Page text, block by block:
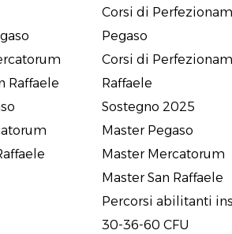
Raffaele
Corsi di
Pegaso
Corsi di
Raffaele
Sostegno 2025
Master Pegaso
Master Mercatorum
Master San Raffaele
Percorsi abilitanti
30-36-60 CFU